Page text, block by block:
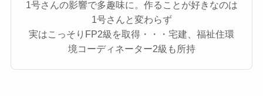
1号さんの影響で多趣味に。作ることが好きなのは
1号さんと変わらず
実はこっそりFP2級を取得・・・宅建、福祉住環
境コーディネーター2級も所持